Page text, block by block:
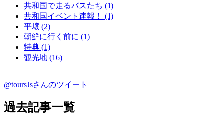
共和国で走るバスたち (1)
共和国イベント速報！ (1)
平壌 (2)
朝鮮に行く前に (1)
特典 (1)
観光地 (16)
@toursJsさんのツイート
過去記事一覧